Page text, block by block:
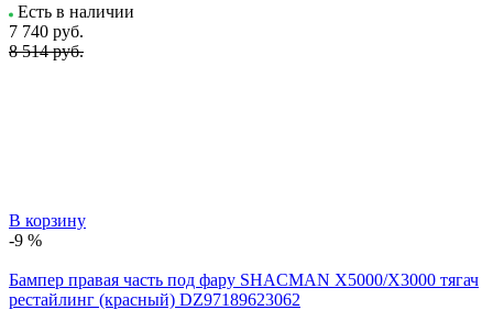
Есть в наличии
7 740 руб.
8 514 руб.
В корзину
-9 %
Бампер правая часть под фару SHACMAN X5000/X3000 тягач
рестайлинг (красный) DZ97189623062